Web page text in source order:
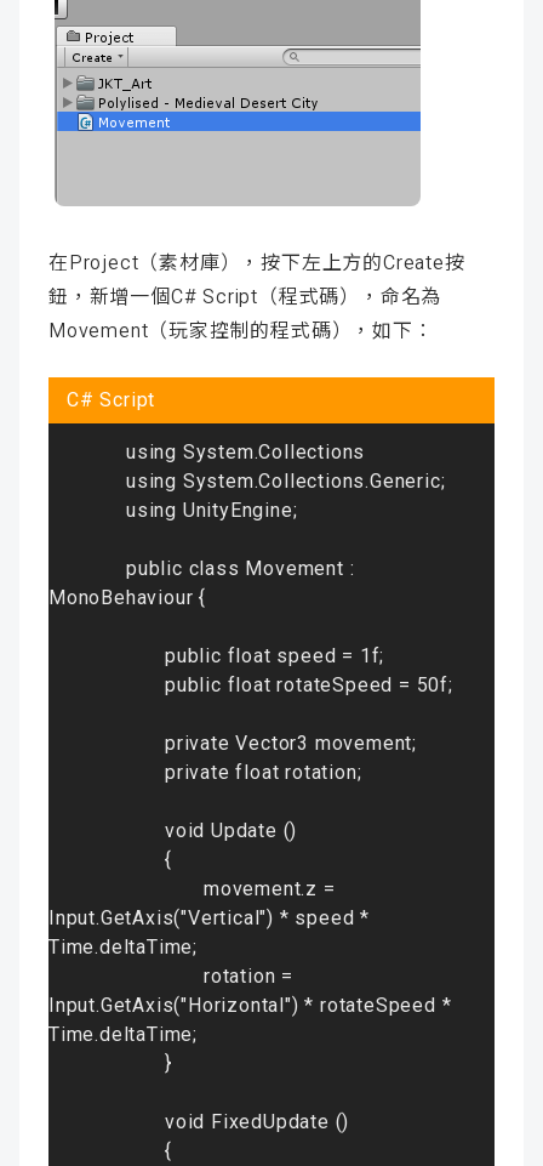
在Project（素材庫），按下左上方的Create按
鈕，新增一個C# Script（程式碼），命名為
Movement（玩家控制的程式碼），如下：
using System.Collections
using System.Collections.Generic;
using UnityEngine;
public class Movement :
MonoBehaviour {
public float speed = 1f;
public float rotateSpeed = 50f;
private Vector3 movement;
private float rotation;
void Update ()
{
movement.z =
Input.GetAxis("Vertical") * speed *
Time.deltaTime;
rotation =
Input.GetAxis("Horizontal") * rotateSpeed *
Time.deltaTime;
}
void FixedUpdate ()
{